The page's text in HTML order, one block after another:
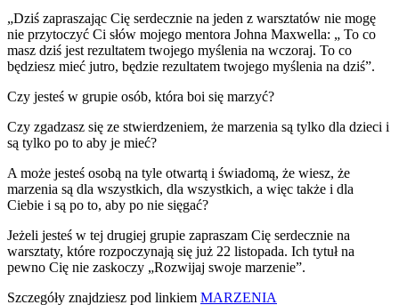
„Dziś zapraszając Cię serdecznie na jeden z warsztatów nie mogę
nie przytoczyć Ci słów mojego mentora Johna Maxwella: „ To co
masz dziś jest rezultatem twojego myślenia na wczoraj. To co
będziesz mieć jutro, będzie rezultatem twojego myślenia na dziś”.
Czy jesteś w grupie osób, która boi się marzyć?
Czy zgadzasz się ze stwierdzeniem, że marzenia są tylko dla dzieci i
są tylko po to aby je mieć?
A może jesteś osobą na tyle otwartą i świadomą, że wiesz, że
marzenia są dla wszystkich, dla wszystkich, a więc także i dla
Ciebie i są po to, aby po nie sięgać?
Jeżeli jesteś w tej drugiej grupie zapraszam Cię serdecznie na
warsztaty, które rozpoczynają się już 22 listopada. Ich tytuł na
pewno Cię nie zaskoczy „Rozwijaj swoje marzenie”.
Szczegóły znajdziesz pod linkiem MARZENIA